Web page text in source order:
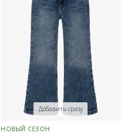
Добавить сразу
НОВЫЙ СЕЗОН